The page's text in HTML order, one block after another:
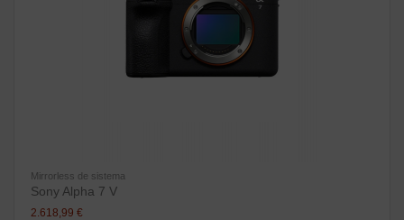
Mirrorless de sistema
Sony Alpha 7 V
2.618,99 €